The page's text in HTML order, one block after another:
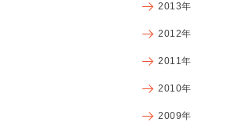
2013年
2012年
2011年
2010年
2009年